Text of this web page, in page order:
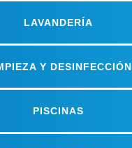
LAVANDERÍA
Y DESINFECCIÓN
PISCINAS